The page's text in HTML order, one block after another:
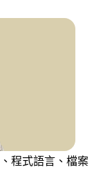
程式語言、檔案